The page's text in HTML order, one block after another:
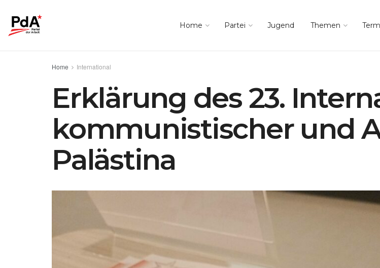
Home Partei Jugend Themen
Home International
Erklärung des 23.
kommunistischer und
Palästina